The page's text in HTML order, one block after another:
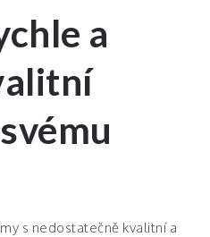
a
s nedostatečně kvalitní a